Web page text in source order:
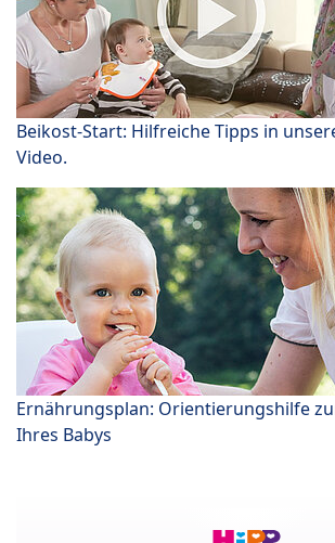
Beikost-Start: Hilfreiche Tipps in
Video.
Ernährungsplan: Orientierungshilfe
Ihres Babys